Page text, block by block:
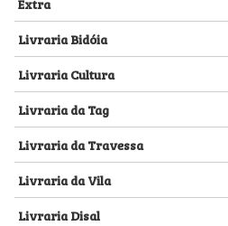
Livraria Bidóia
Livraria Cultura
Livraria da Tag
Livraria da Travessa
Livraria da Vila
Livraria Disal